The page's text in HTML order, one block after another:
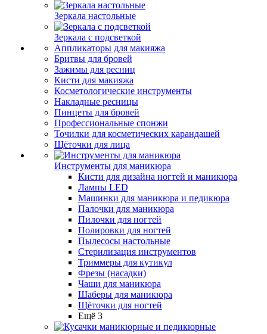
Зеркала настольные
Зеркала с подсветкой
Аппликаторы для макияжа
Бритвы для бровей
Зажимы для ресниц
Кисти для макияжа
Косметологические инструменты
Накладные ресницы
Пинцеты для бровей
Профессиональные спонжи
Точилки для косметических карандашей
Щёточки для лица
Инструменты для маникюра
Кисти для дизайна ногтей и маникюра
Лампы LED
Машинки для маникюра и педикюра
Палочки для маникюра
Пилочки для ногтей
Полировки для ногтей
Пылесосы настольные
Стерилизация инструментов
Триммеры для кутикул
Фрезы (насадки)
Чаши для маникюра
Шаберы для маникюра
Щёточки для ногтей
Ещё 3